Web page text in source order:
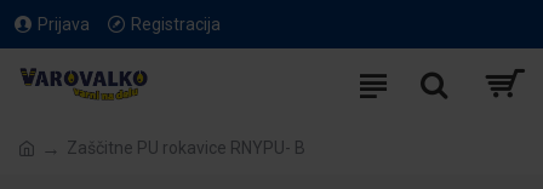
Prijava Registracija
Zaščitne PU rokavice RNYPU- B